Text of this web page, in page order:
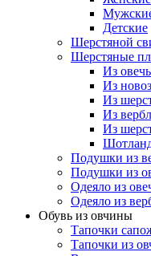
Детские
Шерстяной
Шерстяные
Из
Из
Из
Из
Из
Подушки из
Подушки из
Одеяло из
Одеяло из
Обувь из овчины
Тапочки
Тапочки из